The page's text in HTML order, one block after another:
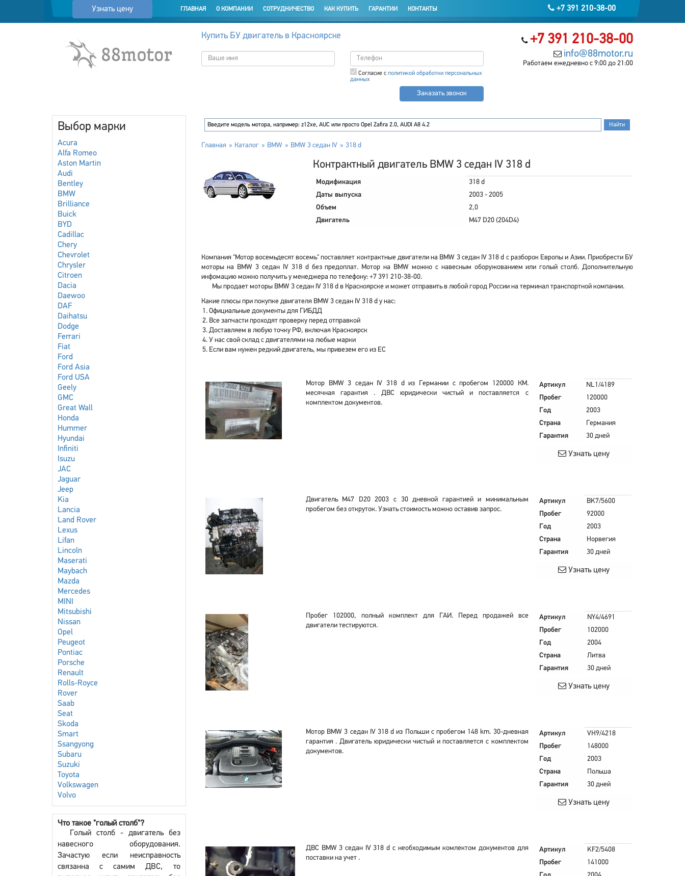
Узнать цену +7 391 210-38-00
ГЛАВНАЯ О КОМПАНИИ СОТРУДНИЧЕСТВО КАК КУПИТЬ ГАРАНТИИ КОНТАКТЫ
+7 391 210-38-00
info@88motor.ru
Работаем ежедневно с 9:00 до 21:00
Купить БУ двигатель в Красноярске
Согласие с политикой обработки персональных
данных
Заказать звонок
Выбор марки
Acura
Alfa Romeo
Aston Martin
Audi
Bentley
BMW
Brilliance
Buick
BYD
Cadillac
Chery
Chevrolet
Chrysler
Citroen
Dacia
Daewoo
DAF
Daihatsu
Dodge
Ferrari
Fiat
Ford
Ford Asia
Ford USA
Geely
GMC
Great Wall
Honda
Hummer
Hyundai
Infiniti
Isuzu
JAC
Jaguar
Jeep
Kia
Lancia
Land Rover
Lexus
Lifan
Lincoln
Maserati
Maybach
Mazda
Mercedes
MINI
Mitsubishi
Nissan
Opel
Peugeot
Pontiac
Porsche
Renault
Rolls-Royce
Rover
Saab
Seat
Skoda
Smart
Ssangyong
Subaru
Suzuki
Toyota
Volkswagen
Volvo
Что такое "голый столб"?
Голый столб - двигатель без
навесного оборудования.
Зачастую если неисправность
связанна с самим ДВС, то
Главная Каталог BMW BMW 3 седан IV 318 d
Контрактный двигатель BMW 3 седан IV 318 d
Модификация
318 d
Даты выпуска
2003 - 2005
Объем
2,0
Двигатель
M47 D20 (204D4)
Компания "Мотор восемьдесят восемь" поставляет контрактные двигатели на BMW 3 седан IV 318 d с разборок Европы и Азии. Приобрести БУ
моторы на BMW 3 седан IV 318 d без предоплат. Мотор на BMW можно с навесным оборужованием или голый столб. Дополнительную
инфомацию можно получить у менеджера по телефону: +7 391 210-38-00.
Мы продает моторы BMW 3 седан IV 318 d в Красноярске и может отправить в любой город России на терминал транспортной компании.
Какие плюсы при покупке двигателя BMW 3 седан IV 318 d у нас:
Официальные документы для ГИБДД
Все запчасти проходят проверку перед отправкой
Доставляем в любую точку РФ, включая Красноярск
У нас свой склад с двигателями на любые марки
Если вам нужен редкий двигатель, мы привезем его из ЕС
Мотор BMW 3 седан IV 318 d из Германии с пробегом 120000 КМ.
месячная гарантия . ДВС юридически чистый и поставляется с
комплектом документов.
Артикул
NL1/4189
Пробег
120000
Год
2003
Страна
Германия
Гарантия
30 дней
Узнать цену
Двигатель M47 D20 2003 с 30 дневной гарантией и минимальным
пробегом без откруток. Узнать стоимость можно оставив запрос.
Артикул
BK7/5600
Пробег
92000
Год
2003
Страна
Норвегия
Гарантия
30 дней
Узнать цену
Пробег 102000, полный комплект для ГАИ. Перед продажей все
двигатели тестируются.
Артикул
NY4/4691
Пробег
102000
Год
2004
Страна
Литва
Гарантия
30 дней
Узнать цену
Мотор BMW 3 седан IV 318 d из Польши с пробегом 148 km. 30-дневная
гарантия . Двигатель юридически чистый и поставляется с комплектом
документов.
Артикул
VH9/4218
Пробег
148000
Год
2003
Страна
Польша
Гарантия
30 дней
Узнать цену
ДВС BMW 3 седан IV 318 d с необходимым комлектом документов для
поставки на учет .
Артикул
KF2/5408
Пробег
141000